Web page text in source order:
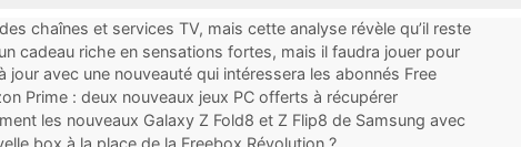
chaînes et services TV, mais cette analyse révèle qu’il reste
cadeau riche en sensations fortes, mais il faudra jouer pour
jour avec une nouveauté qui intéressera les abonnés Free
Prime : deux nouveaux jeux PC offerts à récupérer
les nouveaux Galaxy Z Fold8 et Z Flip8 de Samsung avec
box à la place de la Freebox Révolution ?